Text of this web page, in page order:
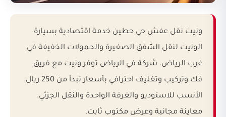
ونيت نقل عفش حي حطين خدمة اقتصادية بسيارة
الونيت لنقل الشقق الصغيرة والحمولات الخفيفة في
غرب الرياض. شركة في الرياض توفر ونيت مع فريق
فك وتركيب وتغليف احترافي بأسعار تبدأ من 250 ريال.
الأنسب للاستوديو والغرفة الواحدة والنقل الجزئي.
معاينة مجانية وعرض مكتوب ثابت.